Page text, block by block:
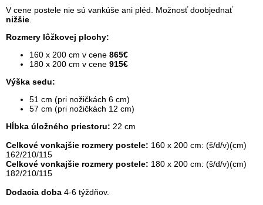
V cene postele nie sú vankúše ani pléd. Možnosť doobjednať
nižšie
Rozmery lôžkovej plochy:
160 x 200 cm v cene 865€
180 x 200 cm v cene 915€
Výška sedu:
51 cm (pri nožičkách 6 cm)
57 cm (pri nožičkách 12 cm)
Hĺbka úložného priestoru: 22 cm
Celkové vonkajšie rozmery postele: 160 x 200 cm: (š/d/v)(cm)
162/210/115
Celkové vonkajšie rozmery postele: 180 x 200 cm: (š/d/v)(cm)
182/210/115
Dodacia doba 4-6 týždňov.